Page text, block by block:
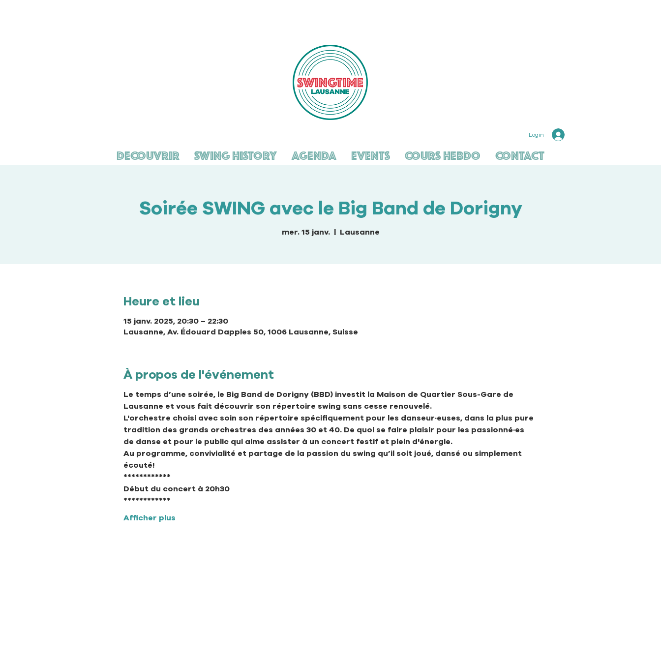
Login
Decouvrir Swing History Agenda Events Cours hebdo Contact
Soirée SWING avec le Big Band de Dorigny
mer. 15 janv.
  |
Lausanne
Heure et lieu
15 janv. 2025, 20:30 – 22:30
Lausanne, Av. Édouard Dapples 50, 1006 Lausanne, Suisse
À propos de l'événement
Le temps d’une soirée, le Big Band de Dorigny (BBD) investit la Maison de Quartier Sous-Gare de
Lausanne et vous fait découvrir son répertoire swing sans cesse renouvelé.
L'orchestre choisi avec soin son répertoire spécifiquement pour les danseur·euses, dans la plus pure
tradition des grands orchestres des années 30 et 40. De quoi se faire plaisir pour les passionné·es
de danse et pour le public qui aime assister à un concert festif et plein d'énergie.
Au programme, convivialité et partage de la passion du swing qu’il soit joué, dansé ou simplement
écouté!
************
Début du concert à 20h30
************
Afficher plus